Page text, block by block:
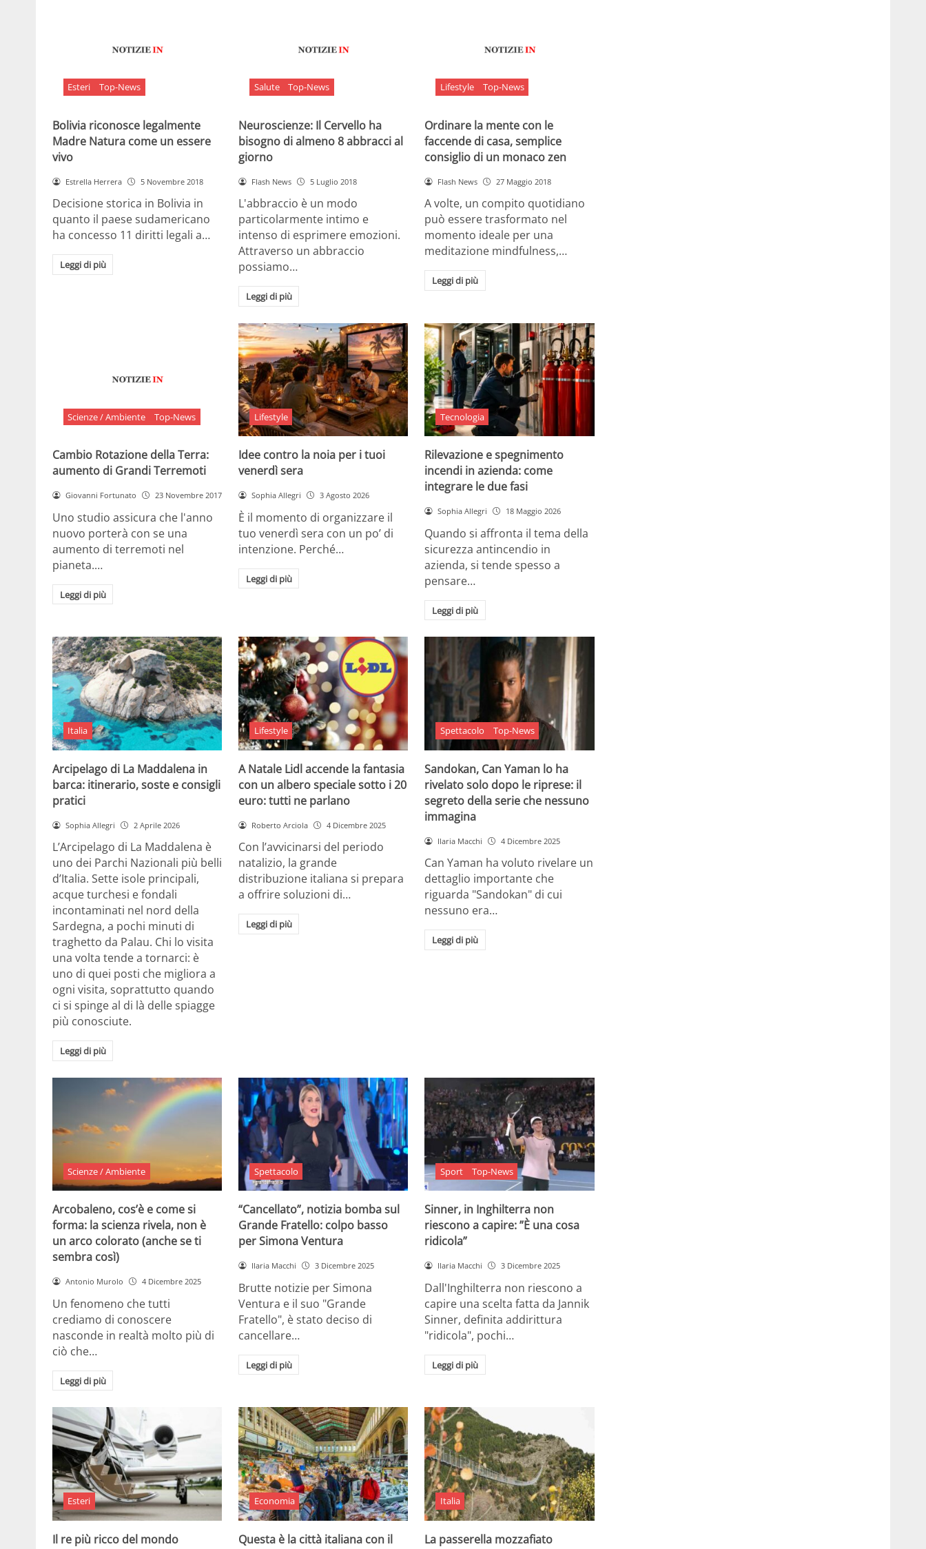
Esteri Top-News
Bolivia riconosce legalmente
Madre Natura come un essere
vivo
Estrella Herrera 5 Novembre 2018
Decisione storica in Bolivia in
quanto il paese sudamericano
ha concesso 11 diritti legali a…
Leggi di più
Salute Top-News
Neuroscienze: Il Cervello ha
bisogno di almeno 8 abbracci al
giorno
Flash News 5 Luglio 2018
L'abbraccio è un modo
particolarmente intimo e
intenso di esprimere emozioni.
Attraverso un abbraccio
possiamo…
Leggi di più
Lifestyle Top-News
Ordinare la mente con le
faccende di casa, semplice
consiglio di un monaco zen
Flash News 27 Maggio 2018
A volte, un compito quotidiano
può essere trasformato nel
momento ideale per una
meditazione mindfulness,…
Leggi di più
Scienze / Ambiente Top-News
Cambio Rotazione della Terra:
aumento di Grandi Terremoti
Giovanni Fortunato 23 Novembre 2017
Uno studio assicura che l'anno
nuovo porterà con se una
aumento di terremoti nel
pianeta.…
Leggi di più
Lifestyle
Idee contro la noia per i tuoi
venerdì sera
Sophia Allegri 3 Agosto 2026
È il momento di organizzare il
tuo venerdì sera con un po’ di
intenzione. Perché…
Leggi di più
Tecnologia
Rilevazione e spegnimento
incendi in azienda: come
integrare le due fasi
Sophia Allegri 18 Maggio 2026
Quando si affronta il tema della
sicurezza antincendio in
azienda, si tende spesso a
pensare…
Leggi di più
Italia
Arcipelago di La Maddalena in
barca: itinerario, soste e consigli
pratici
Sophia Allegri 2 Aprile 2026
L’Arcipelago di La Maddalena è
uno dei Parchi Nazionali più belli
d’Italia. Sette isole principali,
acque turchesi e fondali
incontaminati nel nord della
Sardegna, a pochi minuti di
traghetto da Palau. Chi lo visita
una volta tende a tornarci: è
uno di quei posti che migliora a
ogni visita, soprattutto quando
ci si spinge al di là delle spiagge
più conosciute.
Leggi di più
Lifestyle
A Natale Lidl accende la fantasia
con un albero speciale sotto i 20
euro: tutti ne parlano
Roberto Arciola 4 Dicembre 2025
Con l’avvicinarsi del periodo
natalizio, la grande
distribuzione italiana si prepara
a offrire soluzioni di…
Leggi di più
Spettacolo Top-News
Sandokan, Can Yaman lo ha
rivelato solo dopo le riprese: il
segreto della serie che nessuno
immagina
Ilaria Macchi 4 Dicembre 2025
Can Yaman ha voluto rivelare un
dettaglio importante che
riguarda "Sandokan" di cui
nessuno era…
Leggi di più
Scienze / Ambiente
Arcobaleno, cos’è e come si
forma: la scienza rivela, non è
un arco colorato (anche se ti
sembra così)
Antonio Murolo 4 Dicembre 2025
Un fenomeno che tutti
crediamo di conoscere
nasconde in realtà molto più di
ciò che…
Leggi di più
Spettacolo
“Cancellato”, notizia bomba sul
Grande Fratello: colpo basso
per Simona Ventura
Ilaria Macchi 3 Dicembre 2025
Brutte notizie per Simona
Ventura e il suo "Grande
Fratello", è stato deciso di
cancellare…
Leggi di più
Sport Top-News
Sinner, in Inghilterra non
riescono a capire: ”È una cosa
ridicola”
Ilaria Macchi 3 Dicembre 2025
Dall'Inghilterra non riescono a
capire una scelta fatta da Jannik
Sinner, definita addirittura
"ridicola", pochi…
Leggi di più
Esteri
Il re più ricco del mondo
Economia
Questa è la città italiana con il
Italia
La passerella mozzafiato